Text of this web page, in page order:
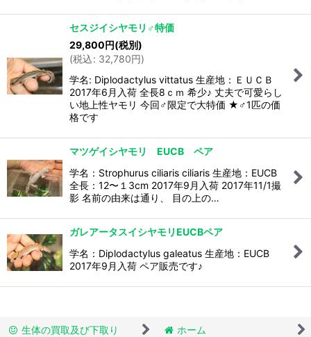
セスジイシヤモリ♂特価
29,800円(税別)
(税込: 32,780円)
学名: Diplodactylus vittatus 生産地：ＥＵＣＢ
2017年6月入荷 全長8ｃｍ 希少♪ 丈夫で可愛らし
い地上性ヤモリ 今回♂限定で大特価 ★♂1匹の価
格です
マツゲイシヤモリ EUCB ペア
学名：Strophurus ciliaris ciliaris 生産地：EUCB
全長：12〜１3cm 2017年9月入荷 2017年11/1撮
影 名前の由来は通り、 目の上の…
ガレアータスイシヤモリEUCBペア
学名：Diplodactylus galeatus 生産地：EUCB
2017年9月入荷 ペア販売です♪
生体の買取及び下取り ホーム